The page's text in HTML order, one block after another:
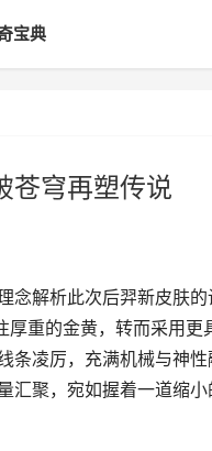
宝典
苍穹再塑传说
念解析此次后羿新皮肤
厚重的金黄，转而采用
条凌厉，充满机械与神
汇聚，宛如握着一道缩